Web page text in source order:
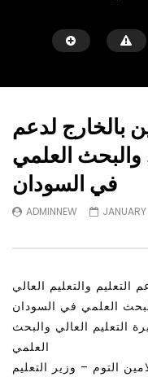
31:56
– أزمة نورد ستريم مزيد
من التأزيم أم مفتاح للحل؟ Prof. Allam
APRIL 9, 2023
بالخارج لدعم
والبحث العلمي
في السودان
ADMINNEW
التعليم والتعليم العالي
العلمي في السودان
التعليم العالي والبحث
العلمي
التوم – وزير التعليم